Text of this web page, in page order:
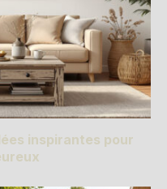
inspirantes pour